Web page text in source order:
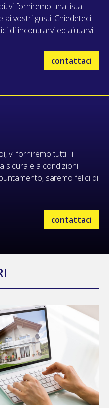
vi forniremo una lista
ai vostri gusti. Chiedeteci
di incontrarvi ed aiutarvi
contattaci
vi forniremo tutti i i
sicura e a condizioni
saremo felici di
contattaci